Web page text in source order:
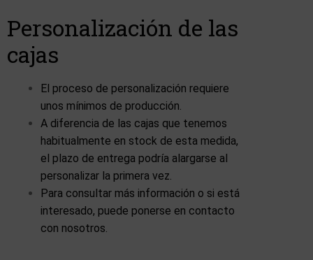
Personalización de las
cajas
El proceso de personalización requiere
unos mínimos de producción.
A diferencia de las cajas que tenemos
habitualmente en stock de esta medida,
el plazo de entrega podría alargarse al
personalizar la primera vez.
Para consultar más información o si está
interesado, puede ponerse en contacto
con nosotros.